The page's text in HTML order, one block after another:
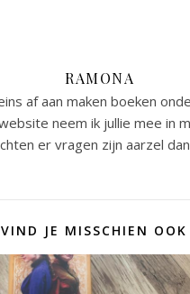
RAMONA
af aan maken boeken
neem ik jullie mee in
er vragen zijn aarzel
JE MISSCHIEN OOK